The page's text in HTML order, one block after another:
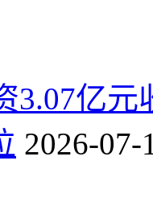
3.07亿
2026-07-